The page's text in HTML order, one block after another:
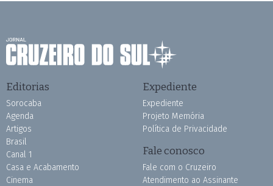
Editorias
Sorocaba
Agenda
Artigos
Brasil
Canal 1
Casa e Acabamento
Cinema
Expediente
Expediente
Projeto Memória
Política de Privacidade
Fale conosco
Fale com o Cruzeiro
Atendimento ao Assinante